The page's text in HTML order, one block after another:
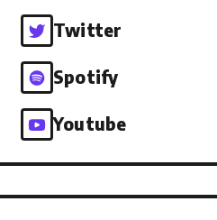
Twitter
Spotify
Youtube